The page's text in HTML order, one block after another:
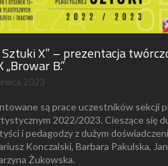
Sztuki X” – prezentacja
B.”
2023
są prace uczestników sekcji
2022/2023. Cieszące się
i pedagodzy z dużym
Konczalski, Barbara Pakulska,
Żukowska.